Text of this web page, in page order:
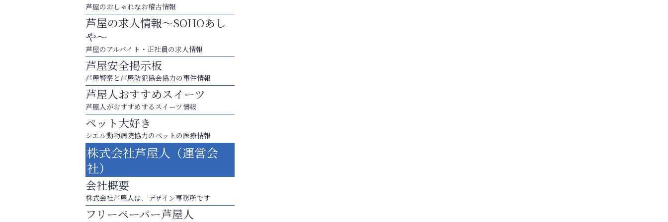
スマホは何時間までなら大丈夫？ ～スマホ時代
に知っておきたい子どもの近視対策～
アクイール芦屋店
芦屋のおしゃれなお稽古情報
芦屋の求人情報～SOHOあし
や～
芦屋のアルバイト・正社員の求人情報
芦屋安全掲示板
芦屋警察と芦屋防犯協会協力の事件情報
芦屋人おすすめスイーツ
芦屋人がおすすめするスイーツ情報
ペット大好き
シエル動物病院協力のペットの医療情報
株式会社芦屋人（運営会
社）
会社概要
株式会社芦屋人は、デザイン事務所です
フリーペーパー芦屋人